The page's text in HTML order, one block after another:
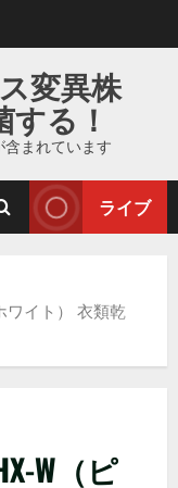
変異株
する！
含まれています
ライブ
ワイト） 衣類乾
W（ピ